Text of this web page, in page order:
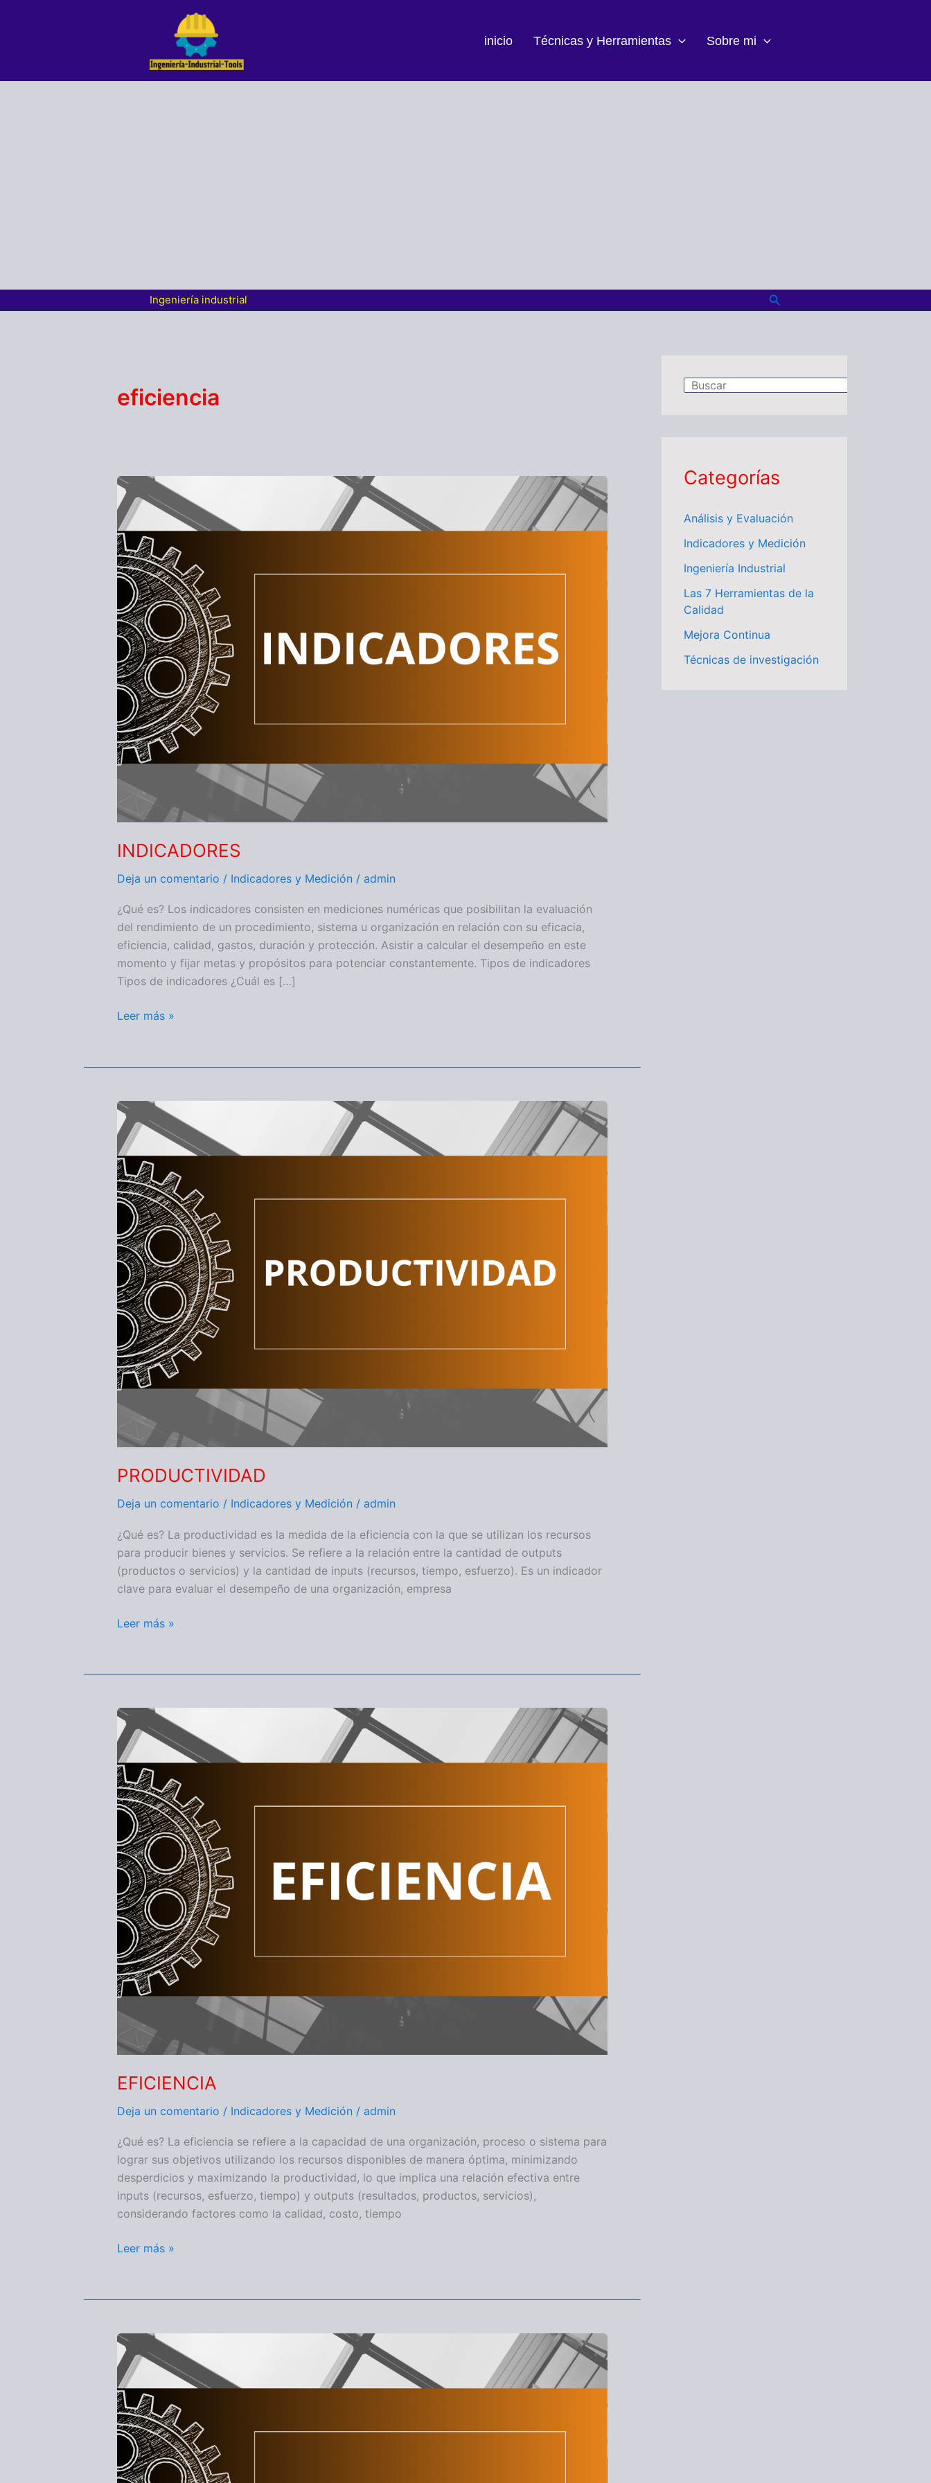
inicio Técnicas y Herramientas Sobre mi
Ingeniería industrial Buscar
eficiencia
INDICADORES
Deja un comentario / Indicadores y Medición / admin
¿Qué es? Los indicadores consisten en mediciones numéricas que posibilitan la evaluación
del rendimiento de un procedimiento, sistema u organización en relación con su eficacia,
eficiencia, calidad, gastos, duración y protección. Asistir a calcular el desempeño en este
momento y fijar metas y propósitos para potenciar constantemente. Tipos de indicadores
Tipos de indicadores ¿Cuál es […]
INDICADORES
Leer más »
PRODUCTIVIDAD
Deja un comentario / Indicadores y Medición / admin
¿Qué es? La productividad es la medida de la eficiencia con la que se utilizan los recursos
para producir bienes y servicios. Se refiere a la relación entre la cantidad de outputs
(productos o servicios) y la cantidad de inputs (recursos, tiempo, esfuerzo). Es un indicador
clave para evaluar el desempeño de una organización, empresa
PRODUCTIVIDAD
Leer más »
EFICIENCIA
Deja un comentario / Indicadores y Medición / admin
¿Qué es? La eficiencia se refiere a la capacidad de una organización, proceso o sistema para
lograr sus objetivos utilizando los recursos disponibles de manera óptima, minimizando
desperdicios y maximizando la productividad, lo que implica una relación efectiva entre
inputs (recursos, esfuerzo, tiempo) y outputs (resultados, productos, servicios),
considerando factores como la calidad, costo, tiempo
EFICIENCIA
Leer más »
EFICACIA
u
r
Categorías
Análisis y Evaluación
Indicadores y Medición
Ingeniería Industrial
Las 7 Herramientas de la
Calidad
Mejora Continua
Técnicas de investigación